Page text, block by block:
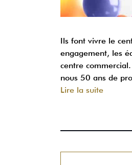
Ils font vivre le
engagement, les
centre
nous 50 ans de
Lire la suite